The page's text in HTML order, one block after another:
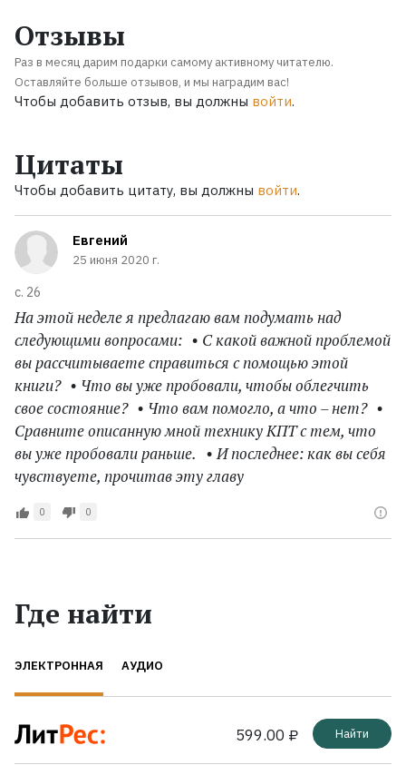
Отзывы
Раз в месяц дарим подарки самому активному читателю.
Оставляйте больше отзывов, и мы наградим вас!
Чтобы добавить отзыв, вы должны войти.
Цитаты
Чтобы добавить цитату, вы должны войти.
Евгений
25 июня 2020 г.
с. 26
На этой неделе я предлагаю вам подумать над
следующими вопросами: • С какой важной проблемой
вы рассчитываете справиться с помощью этой
книги? • Что вы уже пробовали, чтобы облегчить
свое состояние? • Что вам помогло, а что – нет? •
Сравните описанную мной технику КПТ с тем, что
вы уже пробовали раньше. • И последнее: как вы себя
чувствуете, прочитав эту главу
0 0
Где найти
ЭЛЕКТРОННАЯ АУДИО
599.00 ₽ Найти